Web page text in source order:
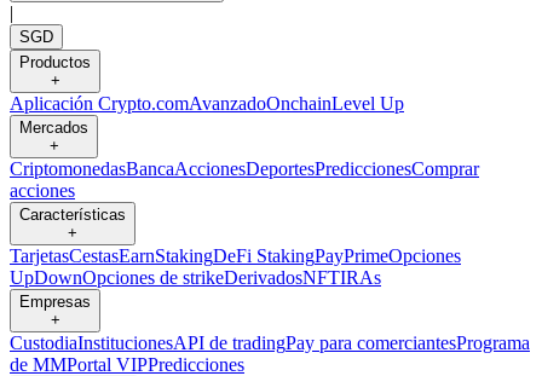
|
SGD
Productos
+
Aplicación Crypto.comAvanzadoOnchainLevel Up
Mercados
+
CriptomonedasBancaAccionesDeportesPrediccionesComprar
acciones
Características
+
TarjetasCestasEarnStakingDeFi StakingPayPrimeOpciones
UpDownOpciones de strikeDerivadosNFTIRAs
Empresas
+
CustodiaInstitucionesAPI de tradingPay para comerciantesPrograma
de MMPortal VIPPredicciones